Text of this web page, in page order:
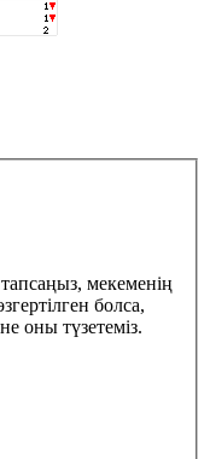
мекеменің
болса,
оны түзетеміз.